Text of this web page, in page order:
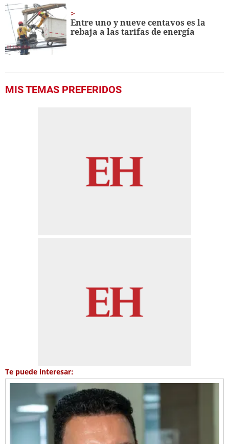
Entre uno y nueve centavos es la
rebaja a las tarifas de energía
MIS TEMAS PREFERIDOS
Te puede interesar: